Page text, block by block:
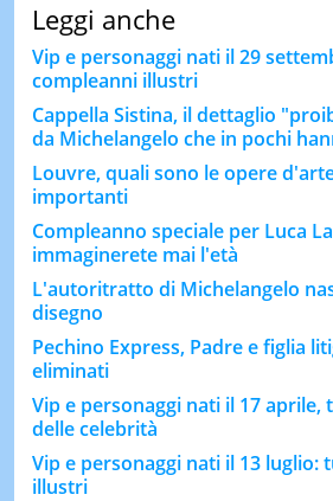
Leggi anche
Vip e personaggi nati il 29
compleanni illustri
Cappella Sistina, il dettaglio
da Michelangelo che in pochi
Louvre, quali sono le opere
importanti
Compleanno speciale per Luca
immaginerete mai l'età
L'autoritratto di Michelangelo
disegno
Pechino Express, Padre e figlia
eliminati
Vip e personaggi nati il 17
delle celebrità
Vip e personaggi nati il 13 luglio:
illustri